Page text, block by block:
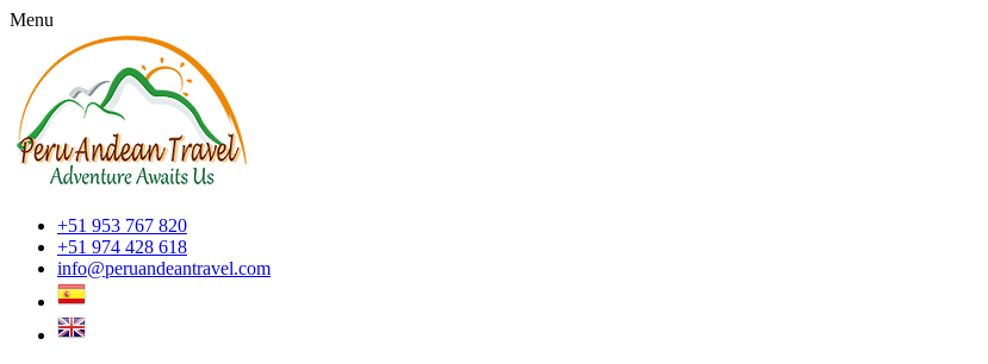
Menu
+51 953 767 820
+51 974 428 618
info@peruandeantravel.com